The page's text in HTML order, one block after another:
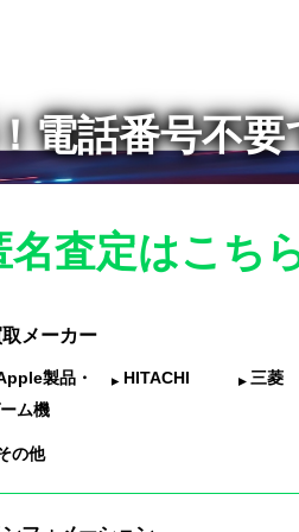
電話番号不
名査定はこち
取メーカー
製品・
ム機
HITACHI 三菱
の他